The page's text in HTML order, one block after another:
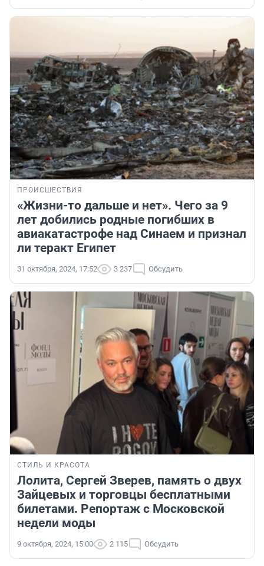
ПРОИСШЕСТВИЯ
«Жизни-то дальше и нет». Чего за 9
лет добились родные погибших в
авиакатастрофе над Синаем и признал
ли теракт Египет
31 октября, 2024, 17:52 3 237 Обсудить
СТИЛЬ И КРАСОТА
Лолита, Сергей Зверев, память о двух
Зайцевых и торговцы бесплатными
билетами. Репортаж с Московской
недели моды
9 октября, 2024, 15:00 2 115 Обсудить